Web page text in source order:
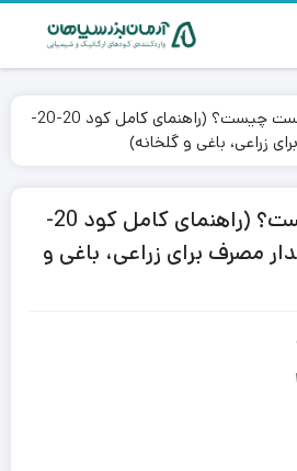
کود سه بیست چیست؟ (راهنمای کامل کود 20-20-
کود سه بیست چیست؟ (راهنمای کامل کود 20-
مقدار مصرف برای زراعی، باغی و